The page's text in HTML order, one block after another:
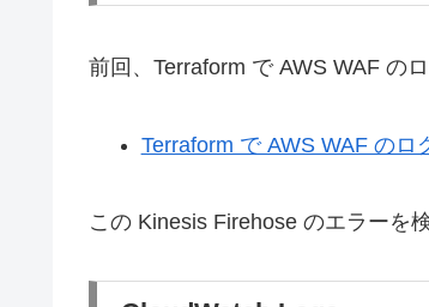
前回、Terraform で AWS WAF の
Terraform で AWS WAF の
この Kinesis Firehose のエラーを